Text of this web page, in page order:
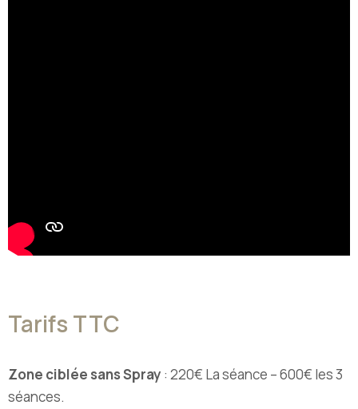
Tarifs TTC
Zone ciblée sans Spray : 220€ La séance – 600€ les 3
séances.